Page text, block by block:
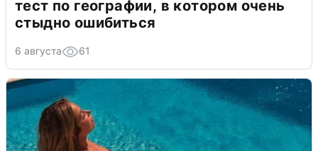
тест по географии, в котором очень
стыдно ошибиться
6 августа 61